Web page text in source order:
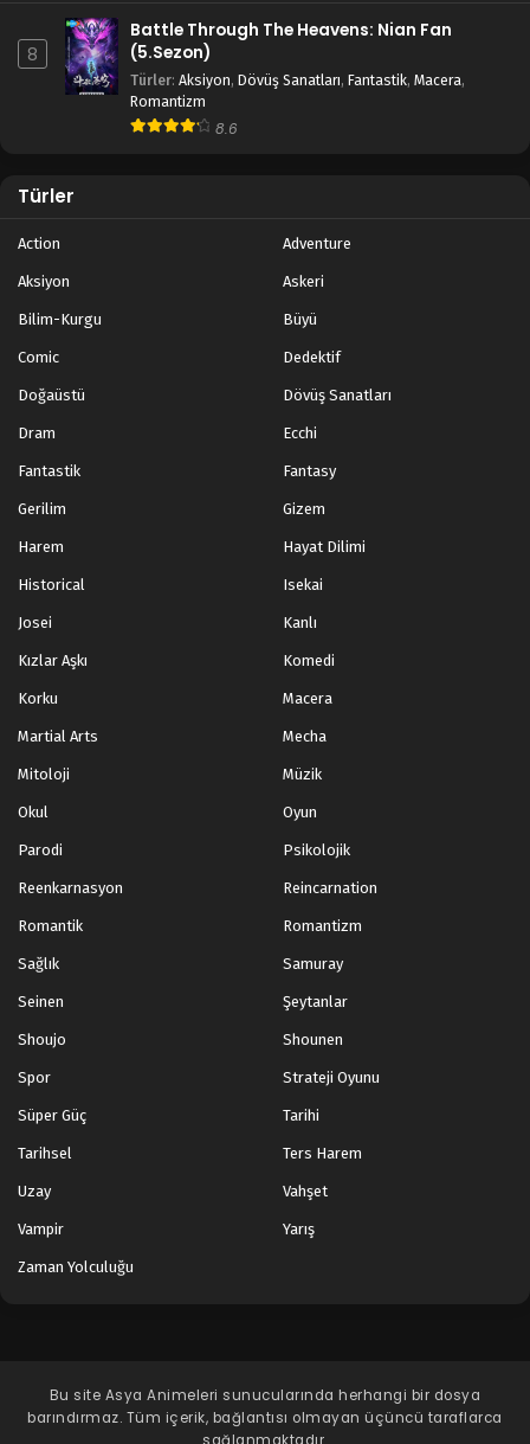
8
Battle Through The Heavens: Nian Fan
(5.Sezon)
Türler: Aksiyon, Dövüş Sanatları, Fantastik, Macera,
Romantizm
8.6
Türler
Action Adventure
Aksiyon Askeri
Bilim-Kurgu Büyü
Comic Dedektif
Doğaüstü Dövüş Sanatları
Dram Ecchi
Fantastik Fantasy
Gerilim Gizem
Harem Hayat Dilimi
Historical Isekai
Josei Kanlı
Kızlar Aşkı Komedi
Korku Macera
Martial Arts Mecha
Mitoloji Müzik
Okul Oyun
Parodi Psikolojik
Reenkarnasyon Reincarnation
Romantik Romantizm
Sağlık Samuray
Seinen Şeytanlar
Shoujo Shounen
Spor Strateji Oyunu
Süper Güç Tarihi
Tarihsel Ters Harem
Uzay Vahşet
Vampir Yarış
Zaman Yolculuğu
Bu site Asya Animeleri sunucularında herhangi bir dosya
barındırmaz. Tüm içerik, bağlantısı olmayan üçüncü taraflarca